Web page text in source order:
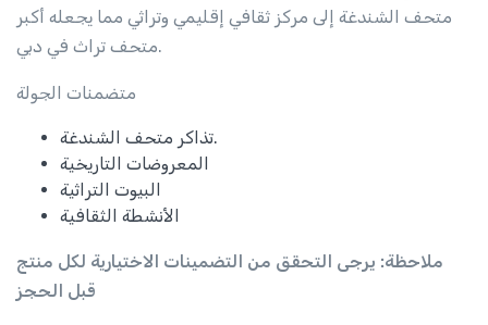
متحف الشندغة إلى مركز ثقافي إقليمي وتراثي مما يجعله أكبر
متحف تراث في دبي.
متضمنات الجولة
تذاكر متحف الشندغة.
المعروضات التاريخية
البيوت التراثية
الأنشطة الثقافية
ملاحظة: يرجى التحقق من التضمينات الاختيارية لكل منتج
قبل الحجز